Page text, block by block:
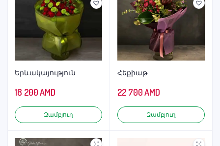
Երևակայություն
18 200AMD
Զամբյուղ
Հեքիաթ
22 700AMD
Զամբյուղ